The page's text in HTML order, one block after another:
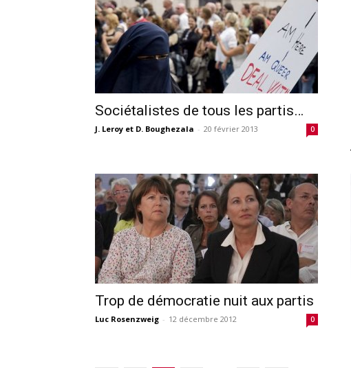
Sociétalistes de tous les partis…
J. Leroy et D. Boughezala - 20 février 2013 0
Trop de démocratie nuit aux partis
Luc Rosenzweig - 12 décembre 2012 0